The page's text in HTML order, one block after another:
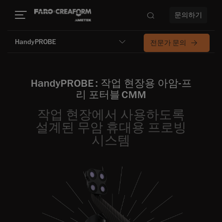
문의하기
HandyPROBE 전문가 문의
HandyPROBE : 작업 현장용 아암‑프
리 포터블 CMM
작업 현장에서 사용하도록
설계된 무암 휴대용 프로빙
시스템